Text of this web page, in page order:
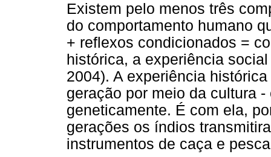
Existem pelo menos três
do comportamento humano
+ reflexos condicionados =
histórica, a experiência
2004). A experiência
geração por meio da cultura
geneticamente. É com ela,
gerações os índios
instrumentos de caça e